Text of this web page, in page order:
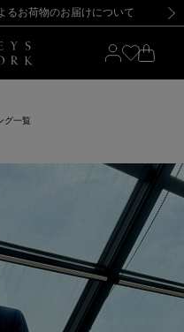
新規登録のお客様も対象！＜MY BARNEYS＞会員のお客様は11,000円（税込）以上のお買上げで常時送料無料！お買い物の際は会員登録を！
【夏季休業に伴う返品・交換承り一時停止のお知らせ】（2026.8.5）
るお荷物のお届けについて
ご案内・ご注意事項 新規登録のお客様も対象！＜MY BARNEYS＞会員のお客様は11,000円（税込）以上のお買上げで常時送料無料！お買い物の際は会員登録を！
【夏季休業に伴う返品・交換承り一時停止のお知らせ】（2026.8.5）
グ一覧